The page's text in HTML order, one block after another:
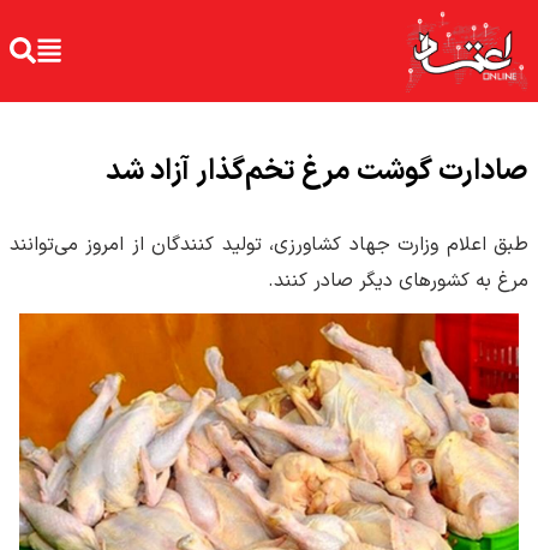
صادارت گوشت مرغ تخم‌گذار آزاد شد
طبق اعلام وزارت جهاد کشاورزی، تولید کنندگان از امروز می‌توانند
مرغ به کشورهای دیگر صادر کنند.